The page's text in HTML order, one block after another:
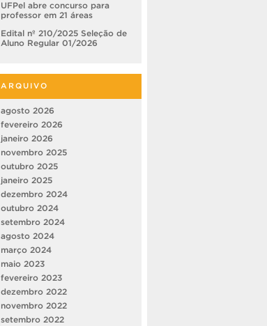
UFPel abre concurso para
professor em 21 áreas
Edital nº 210/2025 Seleção de
Aluno Regular 01/2026
ARQUIVO
agosto 2026
fevereiro 2026
janeiro 2026
novembro 2025
outubro 2025
janeiro 2025
dezembro 2024
outubro 2024
setembro 2024
agosto 2024
março 2024
maio 2023
fevereiro 2023
dezembro 2022
novembro 2022
setembro 2022